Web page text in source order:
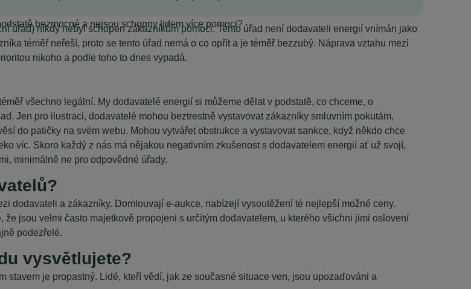
bezmocné a nejsou schopny lidem více pomoci?
úřad) nikdy nebyl schopen zákazníkům pomoci. Tento úřad není dodavateli energií vnímán jako
téměř neřeší, proto se tento úřad nemá o co opřít a je téměř bezzubý. Náprava vztahu mezi
nikoho a podle toho to dnes vypadá.
všechno legální. My dodavatelé energií si můžeme dělat v podstatě, co chceme, o
Jen pro ilustraci, dodavatelé mohou beztrestně vystavovat zákazníky smluvním pokutám,
do patičky na svém webu. Mohou vytvářet obstrukce a vystavovat sankce, když někdo chce
víc. Skoro každý z nás má nějakou negativním zkušenost s dodavatelem energií ať už svojí,
minimálně ne pro odpovědné úřady.
dodavateli a zákazníky. Domlouvají e-aukce, nabízejí vysoutěžení té nejlepší možné ceny.
jsou velmi často majetkově propojeni s určitým dodavatelem, u kterého všichni jimi oslovení
podezřelé.
vysvětlujete?
stavem je propastný. Lidé, kteří vědí, jak ze současné situace ven, jsou upozaďováni a